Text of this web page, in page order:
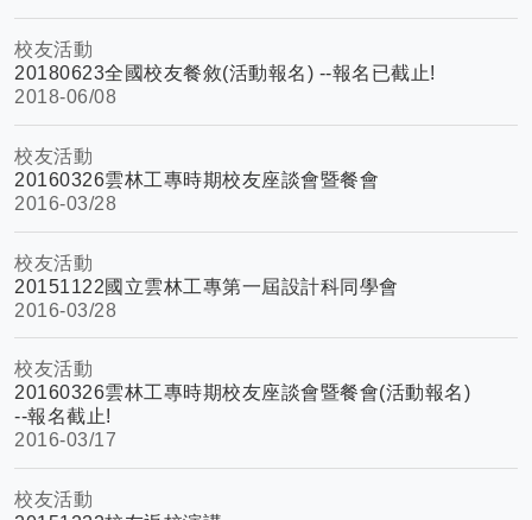
校友活動
20180623全國校友餐敘(活動報名) --報名已截止!
2018-06/08
校友活動
20160326雲林工專時期校友座談會暨餐會
2016-03/28
校友活動
20151122國立雲林工專第一屆設計科同學會
2016-03/28
校友活動
20160326雲林工專時期校友座談會暨餐會(活動報名)
--報名截止!
2016-03/17
校友活動